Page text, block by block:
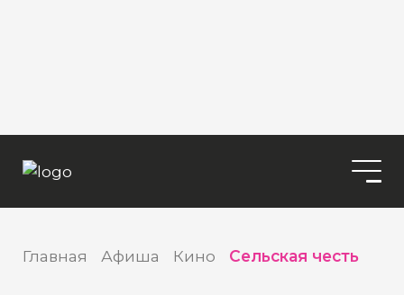
Главная Афиша Кино Сельская честь